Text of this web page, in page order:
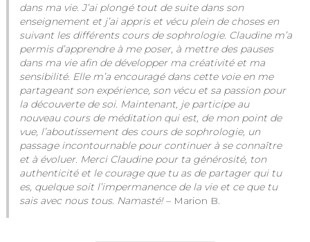
dans ma vie. J’ai plongé tout de suite dans son
enseignement et j’ai appris et vécu plein de choses en
suivant les différents cours de sophrologie. Claudine m’a
permis d’apprendre à me poser, à mettre des pauses
dans ma vie afin de développer ma créativité et ma
sensibilité. Elle m’a encouragé dans cette voie en me
partageant son expérience, son vécu et sa passion pour
la découverte de soi. Maintenant, je participe au
nouveau cours de méditation qui est, de mon point de
vue, l’aboutissement des cours de sophrologie, un
passage incontournable pour continuer à se connaître
et à évoluer. Merci Claudine pour ta générosité, ton
authenticité et le courage que tu as de partager qui tu
es, quelque soit l’impermanence de la vie et ce que tu
sais avec nous tous. Namasté!– Marion B.